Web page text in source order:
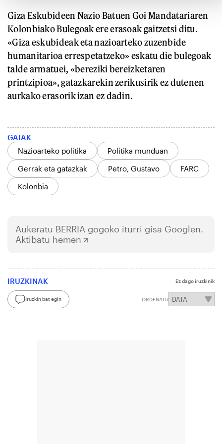
Giza Eskubideen Nazio Batuen Goi Mandatariaren
Kolonbiako Bulegoak ere erasoak gaitzetsi ditu.
«Giza eskubideak eta nazioarteko zuzenbide
humanitarioa errespetatzeko» eskatu die bulegoak
talde armatuei, «bereziki bereizketaren
printzipioa», gatazkarekin zerikusirik ez dutenen
aurkako erasorik izan ez dadin.
GAIAK
Nazioarteko politika
Politika munduan
Gerrak eta gatazkak
Petro, Gustavo
FARC
Kolonbia
Aukeratu BERRIA gogoko iturri gisa Googlen.
Aktibatu hemen
IRUZKINAK Ez dago iruzkinik
Iruzkin bat egin ORDENATU